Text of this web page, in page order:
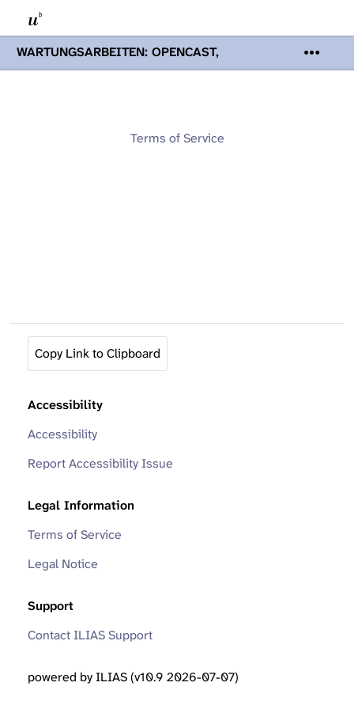
WARTUNGSARBEITEN: OPENCAST,
PODCASTS & TOBIRA
Mi 19. August
Opencast-Videos und Tobira nicht zur
Terms of Service
Copy Link to Clipboard
Accessibility
Accessibility
Report Accessibility Issue
Legal Information
Terms of Service
Legal Notice
Support
Contact ILIAS Support
powered by ILIAS (v10.9 2026-07-07)